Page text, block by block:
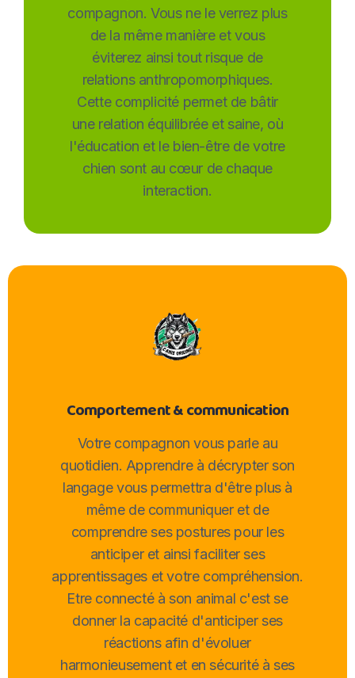
compagnon. Vous ne le verrez plus
de la même manière et vous
éviterez ainsi tout risque de
relations anthropomorphiques.
Cette complicité permet de bâtir
une relation équilibrée et saine, où
l'éducation et le bien-être de votre
chien sont au cœur de chaque
interaction.
Comportement & communication
Votre compagnon vous parle au
quotidien. Apprendre à décrypter son
langage vous permettra d'être plus à
même de communiquer et de
comprendre ses postures pour les
anticiper et ainsi faciliter ses
apprentissages et votre compréhension.
Etre connecté à son animal c'est se
donner la capacité d'anticiper ses
réactions afin d'évoluer
harmonieusement et en sécurité à ses